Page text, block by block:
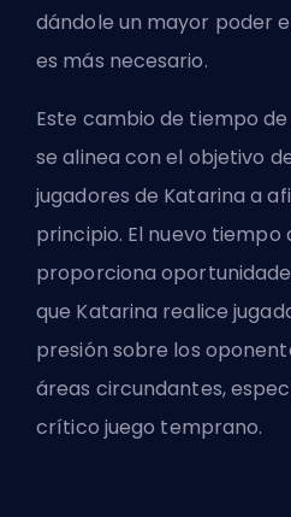
dándole un mayor poder
es más necesario.
Este cambio de tiempo
se alinea con el objetivo
jugadores de Katarina a
principio. El nuevo tiempo
proporciona
que Katarina realice
presión sobre los
áreas circundantes,
crítico juego temprano.